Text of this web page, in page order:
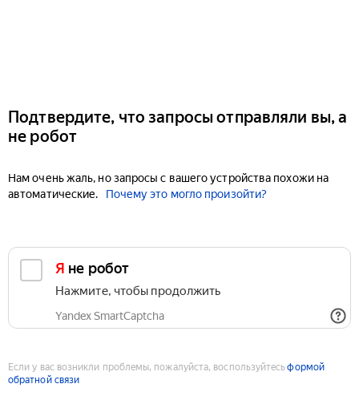
Подтвердите, что запросы отправляли вы, а
не робот
Нам очень жаль, но запросы с вашего устройства похожи на
автоматические.
Почему это могло произойти?
Я не робот
Нажмите, чтобы продолжить
Yandex SmartCaptcha
Если у вас возникли проблемы, пожалуйста, воспользуйтесьформой
обратной связи